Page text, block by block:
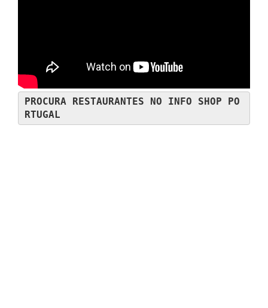
PROCURA RESTAURANTES NO INFO SHOP PO
RTUGAL